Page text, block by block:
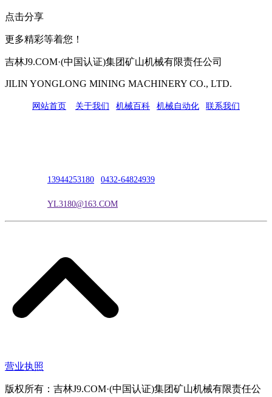
点击分享
更多精彩等着您！
吉林J9.COM·(中国认证)集团矿山机械有限责任公司
JILIN YONGLONG MINING MACHINERY CO., LTD.
网站首页 关于我们 机械百科 机械自动化 联系我们
13944253180 0432-64824939
YL3180@163.COM
营业执照
版权所有：吉林J9.COM·(中国认证)集团矿山机械有限责任公